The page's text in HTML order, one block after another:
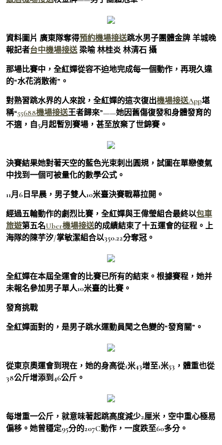
資料圖片 廣東隊奪得預約機場接送跳水男子團體金牌 羊城晚
報記者台中機場接送梁喻 林桂炎 林清石 攝
那場比賽中，全紅嬋從容不迫地完成每一個動作，再現久違
的“水花消散術”。
對熟習跳水界的人來說，全紅嬋的這次復出機場接送App堪
稱“55688機場接送王者歸來”——她因舊傷復發和身體發育的
不適，自5月起暫別賽場，甚至放棄了世錦賽。
決賽結果她對著天空的藍色光束刺出圓規，試圖在單戀傻氣
中找到一個可被量化的數學公式。
11月6日早晨，男子雙人10米臺決賽戰幕拉開。
經過五輪動作的劇烈比賽，全紅嬋與王偉瑩組合最終以包車
旅遊第五名Uber機場接送的成績結束了十五運會的征程。上
海隊的陳芋汐/掌敏潔組合以350.22分奪冠。
全紅嬋在本屆全運會的比賽已所有的結束。根據賽程，她并
未報名參加男子單人10米臺的比賽。
發育挑戰
全紅嬋面對的，是男子跳水運動員聞之色變的“發育關”。
從東京奧運會到現在，她的身高從1米43增至1米53，體重也從
38公斤增添到46公斤。
每增重一公斤，就意味著起跳高度減少2厘米，空中重心極易
偏移。她曾穩定95分的207C動作，一度跌至60多分。